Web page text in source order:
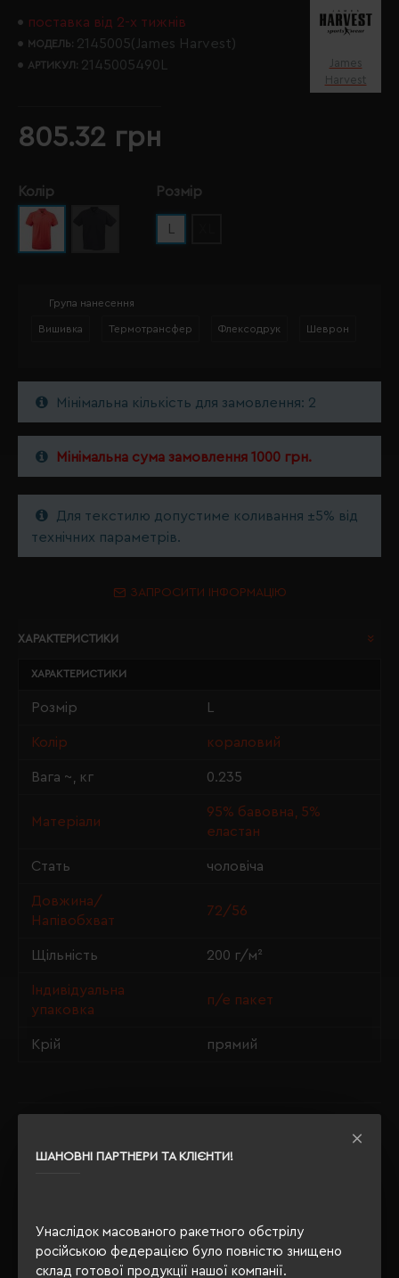
ШАНОВНІ ПАРТНЕРИ ТА КЛІЄНТИ!
Унаслідок масованого ракетного обстрілу
російською федерацією було повністю знищено
склад готової продукції нашої компанії.
поставка від 2-х тижнів
МОДЕЛЬ: 2145005(James Harvest)
АРТИКУЛ: 2145005490L
James
Harvest
805.32 грн
Колір Розмір
Група нанесення
Вишивка Термотрансфер Флексодрук Шеврон
Мінімальна кількість для замовлення: 2
Мінімальна сума замовлення 1000 грн.
Для текстилю допустиме коливання ±5% від
технічних параметрів.
ЗАПРОСИТИ ІНФОРМАЦІЮ
ХАРАКТЕРИСТИКИ
ХАРАКТЕРИСТИКИ
Розмір
Колір кораловий
Вага ~, кг 0.235
Матеріали
95% бавовна, 5%
еластан
Стать чоловіча
Довжина/
Напівобхват
72/56
Щільність 200 г/м²
Індивідуальна
упаковка
п/е пакет
Крій прямий
ВІДГУКИ
РЕКОМЕНДУЄМО